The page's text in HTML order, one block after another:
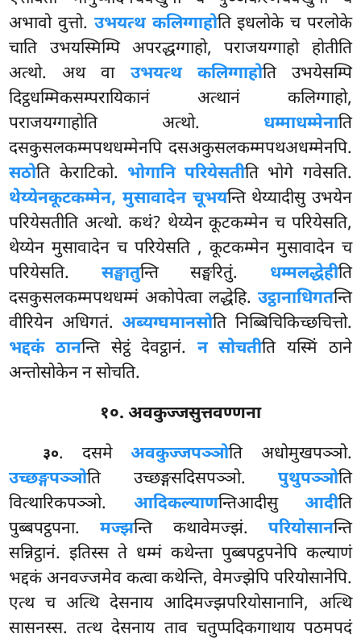
अभावो वुत्तो. उभयत्थ कलिग्गाहोति इधलोके च परलोके
चाति उभयस्मिम्पि अपरद्धग्गाहो, पराजयग्गाहो होतीति
अत्थो. अथ वा उभयत्थ कलिग्गाहोति उभयेसम्पि
दिट्ठधम्मिकसम्परायिकानं अत्थानं कलिग्गाहो,
पराजयग्गाहोति अत्थो. धम्माधम्मेनाति
दसकुसलकम्मपथधम्मेनपि दसअकुसलकम्मपथअधम्मेनपि.
सठोति केराटिको. भोगानि परियेसतीति भोगे गवेसति.
थेय्येनकूटकम्मेन, मुसावादेन चूभयन्ति थेय्यादीसु उभयेन
परियेसतीति अत्थो. कथं? थेय्येन कूटकम्मेन च परियेसति,
थेय्येन मुसावादेन च परियेसति , कूटकम्मेन मुसावादेन च
परियेसति. सङ्घातुन्ति सङ्घरितुं. धम्मलद्धेहीति
दसकुसलकम्मपथधम्मं अकोपेत्वा लद्धेहि. उट्ठानाधिगतन्ति
वीरियेन अधिगतं.अब्यग्घमानसोति निब्बिचिकिच्छचित्तो.
भद्दकं ठानन्ति सेट्ठं देवट्ठानं. न सोचतीति यस्मिं ठाने
अन्तोसोकेन न सोचति.
१०. अवकुज्जसुत्तवण्णना
३०. दसमेअवकुज्जपञ्ञोति अधोमुखपञ्ञो.
उच्छङ्गपञ्ञोति उच्छङ्गसदिसपञ्ञो. पुथुपञ्ञोति
वित्थारिकपञ्ञो. आदिकल्याणन्तिआदीसु आदीति
पुब्बपट्ठपना.मज्झन्ति कथावेमज्झं. परियोसानन्ति
सन्निट्ठानं. इतिस्स ते धम्मं कथेन्ता पुब्बपट्ठपनेपि कल्याणं
भद्दकं अनवज्जमेव कत्वा कथेन्ति, वेमज्झेपि परियोसानेपि.
एत्थ च अत्थि देसनाय आदिमज्झपरियोसानानि, अत्थि
सासनस्स. तत्थ देसनाय ताव चतुप्पदिकगाथाय पठमपदं